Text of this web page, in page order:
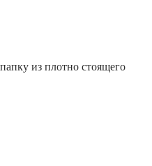
из плотно стоящего